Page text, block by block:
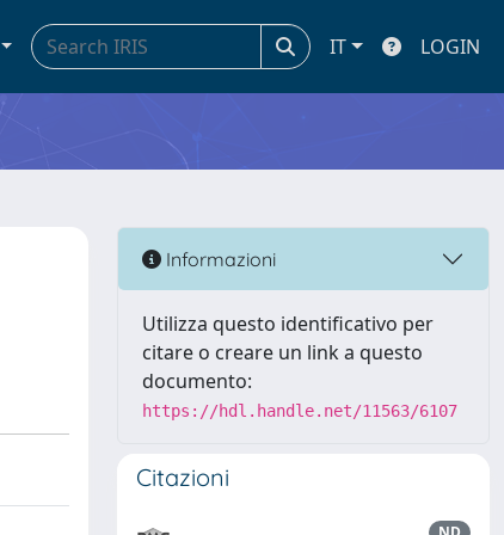
IT LOGIN
Informazioni
Utilizza questo identificativo per
citare o creare un link a questo
documento:
https://hdl.handle.net/11563/6107
Citazioni